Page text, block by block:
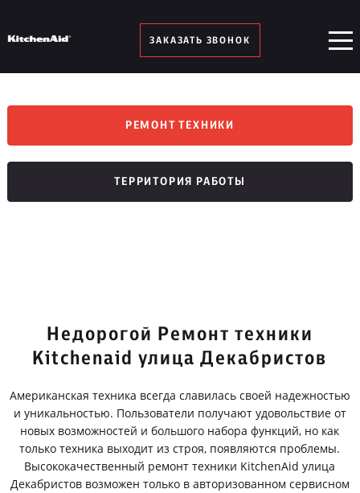
ЗАКАЗАТЬ ЗВОНОК
РЕМОНТ ТЕХНИКИ
ТЕРРИТОРИЯ РАБОТЫ
Недорогой Ремонт техники
Kitchenaid улица Декабристов
Американская техника всегда славилась своей надежностью
и уникальностью. Пользователи получают удовольствие от
новых возможностей и большого набора функций, но как
только техника выходит из строя, появляются проблемы.
Высококачественный ремонт техники KitchenAid улица
Декабристов возможен только в авторизованном сервисном